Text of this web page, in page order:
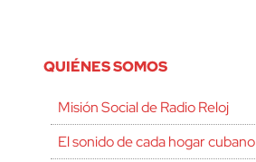
QUIÉNES SOMOS
Misión Social de Radio Reloj
El sonido de cada hogar cubano